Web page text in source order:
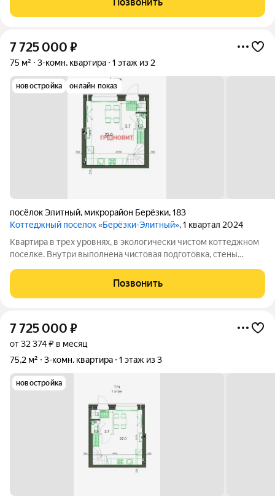
7 725 000 ₽
75 м² 3-комн. квартира 1 этаж из 2
новостройка онлайн показ
посёлок Элитный, микрорайон Берёзки,183
Коттеджный поселок «Берёзки-Элитный», 1 квартал 2024
Квартира в трех уровнях, в экологически чистом коттеджном
поселке. Внутри выполнена чистовая подготовка, стены
пол, возможность установки камина. Установлен и подключен
к отоплению и горячему
Позвонить
7 725 000 ₽
от 32 374 ₽ в месяц
75,2 м²
3-комн. квартира 1 этаж из 3
новостройка